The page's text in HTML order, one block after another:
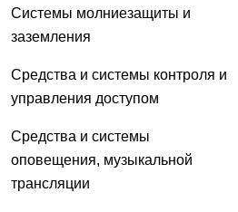
Системы молниезащиты и
заземления
Средства и системы контроля и
управления доступом
Средства и системы
оповещения, музыкальной
трансляции